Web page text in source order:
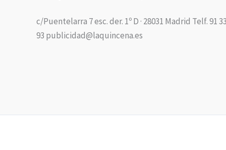
c/Puentelarra 7 esc. der. 1º D · 28031 Madrid Telf. 91
93 publicidad@laquincena.es